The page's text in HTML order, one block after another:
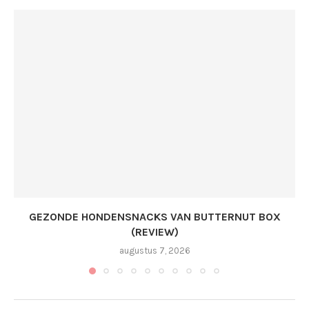
GEZONDE HONDENSNACKS VAN BUTTERNUT BOX
(REVIEW)
augustus 7, 2026